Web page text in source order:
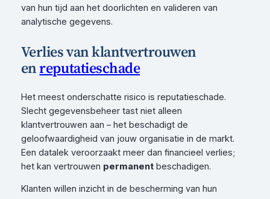
van hun tijd aan het doorlichten en valideren van
analytische gegevens.
Verlies van klantvertrouwen
enreputatieschade
Het meest onderschatte risico is reputatieschade.
Slecht gegevensbeheer tast niet alleen
klantvertrouwen aan – het beschadigt de
geloofwaardigheid van jouw organisatie in de markt.
Een datalek veroorzaakt meer dan financieel verlies;
het kan vertrouwen permanentbeschadigen.
Klanten willen inzicht in de bescherming van hun